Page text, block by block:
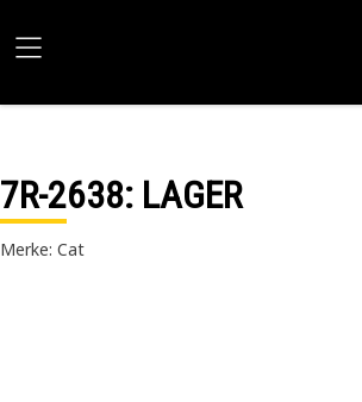
7R-2638: LAGER
Merke: Cat